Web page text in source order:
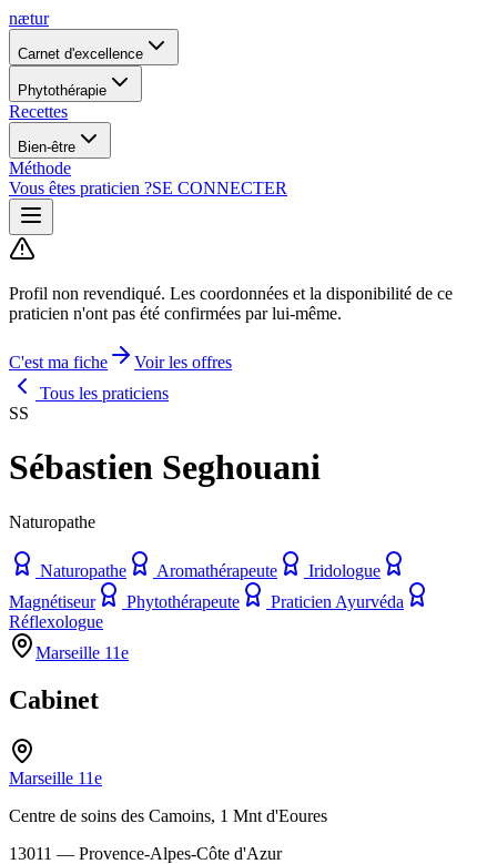
nætur
Carnet d'excellence
Phytothérapie
Recettes
Bien-être
Méthode
Vous êtes praticien ?SE CONNECTER
Profil non revendiqué. Les coordonnées et la disponibilité de ce
praticien n'ont pas été confirmées par lui-même.
C'est ma fiche
Voir les offres
Tous les praticiens
SS
Sébastien Seghouani
Naturopathe
Naturopathe Aromathérapeute
Iridologue
Magnétiseur
Phytothérapeute
Praticien Ayurvéda
Réflexologue
Marseille 11e
Cabinet
Marseille 11e
Centre de soins des Camoins, 1 Mnt d'Eoures
13011 — Provence-Alpes-Côte d'Azur